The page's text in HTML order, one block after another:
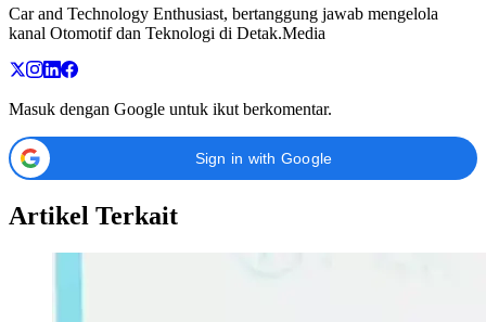
Car and Technology Enthusiast, bertanggung jawab mengelola
kanal Otomotif dan Teknologi di Detak.Media
Masuk dengan Google untuk ikut berkomentar.
Sign in with Google
Artikel Terkait